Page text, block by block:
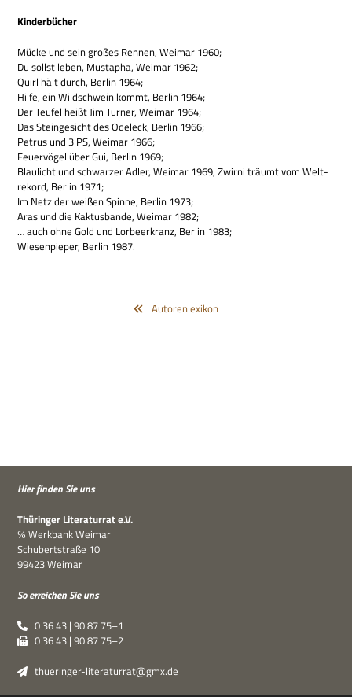
Kin­der­bü­cher
Mücke und sein gro­ßes Ren­nen, Wei­mar 1960;
Du sollst leben, Musta­pha, Wei­mar 1962;
Quirl hält durch, Ber­lin 1964;
Hilfe, ein Wild­schwein kommt, Ber­lin 1964;
Der Teu­fel heißt Jim Tur­ner, Wei­mar 1964;
Das Stein­ge­sicht des Odeleck, Ber­lin 1966;
Petrus und 3 PS, Wei­mar 1966;
Feu­er­vö­gel über Gui, Ber­lin 1969;
Blau­licht und schwar­zer Adler, Wei­mar 1969, Zwirni träumt vom Welt­
re­kord, Ber­lin 1971;
Im Netz der wei­ßen Spinne, Ber­lin 1973;
Aras und die Kak­tus­bande, Wei­mar 1982;
… auch ohne Gold und Lor­beer­kranz, Ber­lin 1983;
Wie­sen­pie­per, Ber­lin 1987.
Autorenlexikon
Hier fin­den Sie uns
Thü­rin­ger Lite­ra­tur­rat e.V.
℅ Werk­bank Weimar
Schu­bert­straße 10
99423 Weimar
So errei­chen Sie uns
0 36 43 | 90 87 75–1
0 36 43 | 90 87 75–2
thueringer-literaturrat@gmx.de